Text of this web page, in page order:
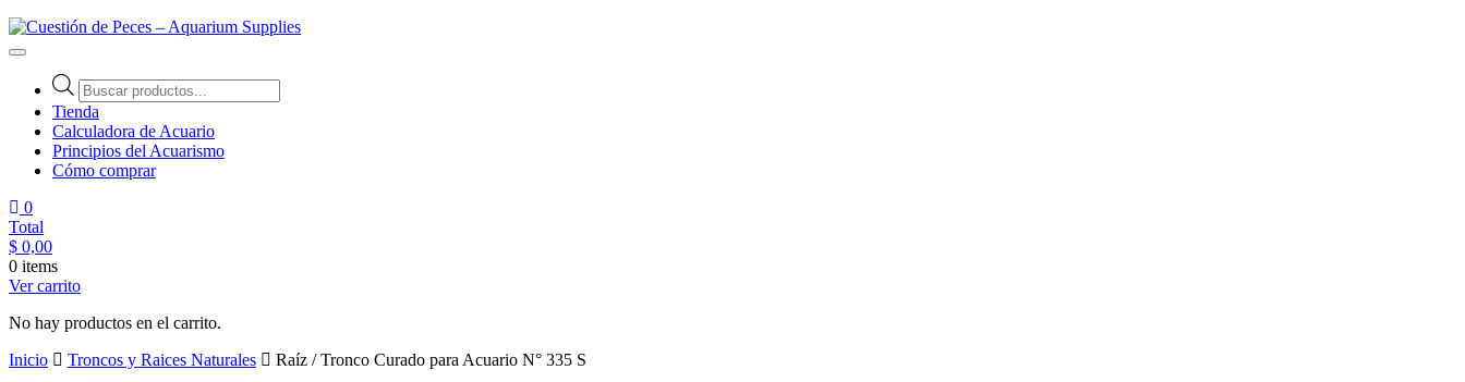
Tienda
Calculadora de Acuario
Principios del Acuarismo
Cómo comprar
0
Total
$ 0,00
0 items
Ver carrito
No hay productos en el carrito.
Inicio
Troncos y Raices Naturales Raíz / Tronco Curado para Acuario N° 335 S